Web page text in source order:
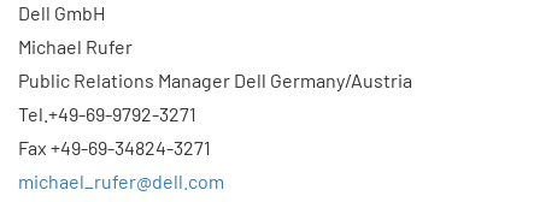
Dell GmbH
Michael Rufer
Public Relations Manager Dell Germany/Austria
Tel.+49-69-9792-3271
Fax +49-69-34824-3271
michael_rufer@dell.com